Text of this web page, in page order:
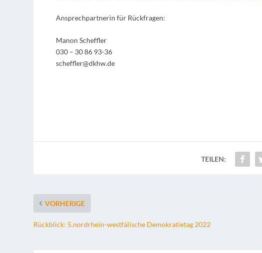
Ansprechpartnerin für Rückfragen:
Manon Scheffler
030 – 30 86 93-36
scheffler@dkhw.de
TEILEN:
VORHERIGE
Rückblick: 5.nordrhein-westfälische Demokratietag 2022